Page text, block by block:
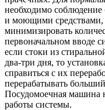
необходимо
и моющими средствами,
минимизировать
первоначальном вводе
если стоки из
два-три дня, то
справиться с их
перерабатывать
Посудомоечная машина
работы системы.